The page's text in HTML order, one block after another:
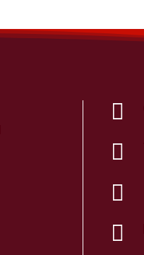



